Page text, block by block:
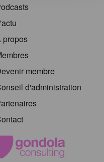
propos
membre
d'administration